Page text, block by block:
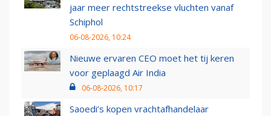
jaar meer rechtstreekse vluchten vanaf
Schiphol
06-08-2026, 10:24
Nieuwe ervaren CEO moet het tij keren
voor geplaagd Air India
06-08-2026, 10:17
Saoedi’s kopen vrachtafhandelaar